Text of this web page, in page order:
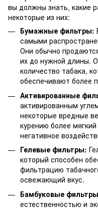
вы должны знать, какие
некоторые из них:
Бумажные фильтры:
самыми
Они обычно
их до нужной длины.
количество табака,
обеспечивают более
Активированные
активированным
некоторые вредные
курению более
негативное
Гелевые фильтры:
который способен
фильтрацию
освежающий вкус.
Бамбуковые
естественностью и